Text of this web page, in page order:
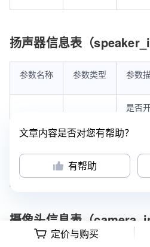
扬声器信息表（
参数名称 参数类型 参数
是否
false
int
摄像头信息表（
文章内容是否对您有帮助？
有帮助
定价与购买